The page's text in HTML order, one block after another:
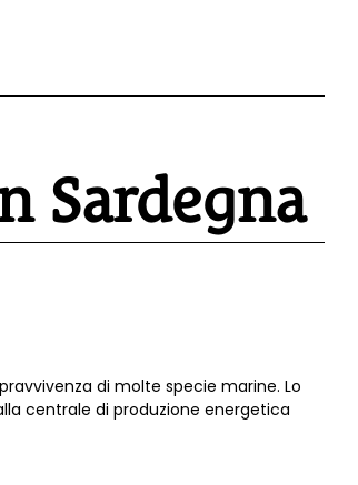
Sardegna
di molte specie marine. Lo
centrale di produzione energetica